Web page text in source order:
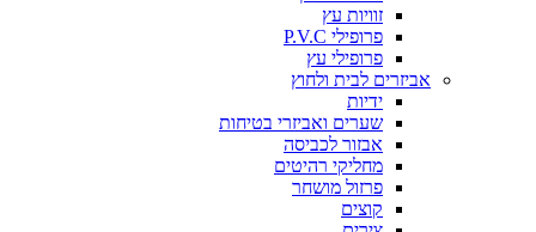
זוויות עץ
פרופילי P.V.C
פרופילי עץ
אביזרים לבית ולחוץ
ידיות
שערים ואביזרי בטיחות
אבזור לכביסה
מחליקי רהיטים
פרזול מושחר
קוצים